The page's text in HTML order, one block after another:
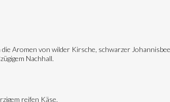
Aromen von wilder Kirsche, schwarzer
Nachhall.
reifen Käse.